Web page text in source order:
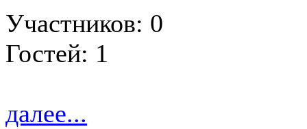
Участников: 0
Гостей: 1
далее...